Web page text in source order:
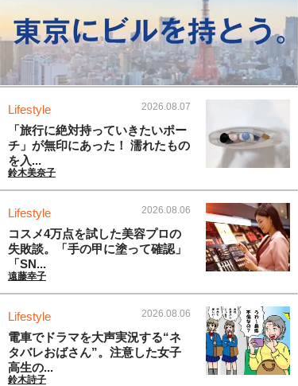
Lifestyle 2026.08.07
「旅行に絶対持っていきたいポー
チ」が無印にあった！ 濡れたもの
を入...
鈴木美奈子
Lifestyle 2026.08.06
コスメ4万点を試した美容プロの
失敗談。「手の甲に塗って確認」
「SN...
遠藤幸子
Lifestyle 2026.08.06
電車でドラマを大声実況する“ネ
タバレおばさん”。注意した女子
高生の...
鈴木詩子